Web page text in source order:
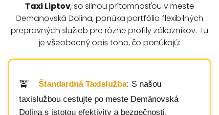
Taxi Liptov, so silnou prítomnosťou v meste
Demänovská Dolina, ponúka portfólio flexibilných
prepravných služieb pre rôzne profily zákazníkov. Tu
je všeobecný opis toho, čo ponúkajú:
Štandardná Taxislužba: S našou
taxislužbou cestujte po meste Demänovská
Dolina s istotou efektivity a bezpečnosti.